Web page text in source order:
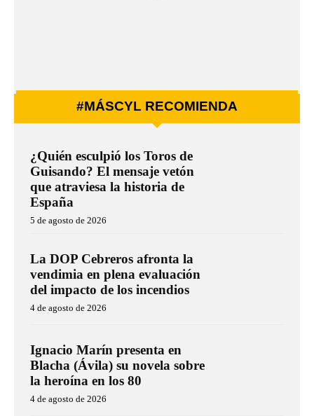
#MÁSCYL RECOMIENDA
¿Quién esculpió los Toros de
Guisando? El mensaje vetón
que atraviesa la historia de
España
5 de agosto de 2026
La DOP Cebreros afronta la
vendimia en plena evaluación
del impacto de los incendios
4 de agosto de 2026
Ignacio Marín presenta en
Blacha (Ávila) su novela sobre
la heroína en los 80
4 de agosto de 2026